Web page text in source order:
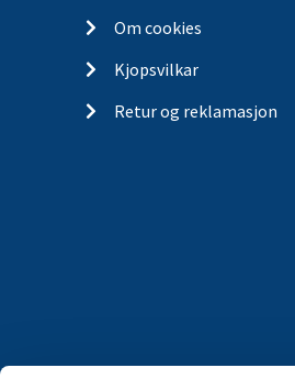
Om cookies
Kjopsvilkar
Retur og reklamasjon